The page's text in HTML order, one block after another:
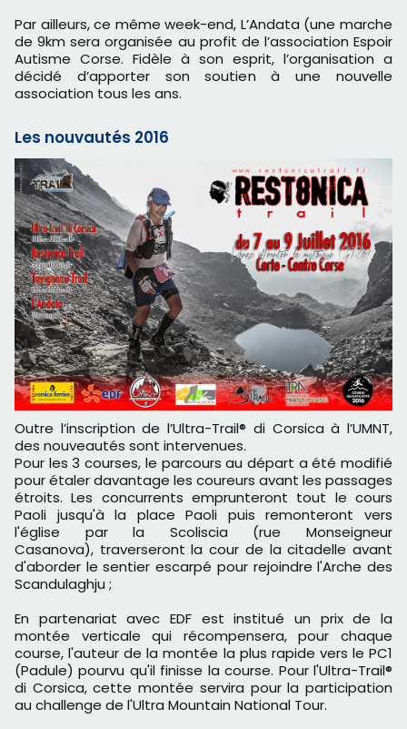
Par ailleurs, ce même week-end, L’Andata (une marche
de 9km sera organisée au profit de l’association Espoir
Autisme Corse. Fidèle à son esprit, l’organisation a
décidé d’apporter son soutien à une nouvelle
association tous les ans.
Les nouvautés 2016
Outre l’inscription de l’Ultra-Trail® di Corsica à l’UMNT,
des nouveautés sont intervenues.
Pour les 3 courses, le parcours au départ a été modifié
pour étaler davantage les coureurs avant les passages
étroits. Les concurrents emprunteront tout le cours
Paoli jusqu'à la place Paoli puis remonteront vers
l'église par la Scoliscia (rue Monseigneur
Casanova), traverseront la cour de la citadelle avant
d'aborder le sentier escarpé pour rejoindre l'Arche des
Scandulaghju ;
En partenariat avec EDF est institué un prix de la
montée verticale qui récompensera, pour chaque
course, l'auteur de la montée la plus rapide vers le PC1
(Padule) pourvu qu'il finisse la course. Pour l'Ultra-Trail®
di Corsica, cette montée servira pour la participation
au challenge de l'Ultra Mountain National Tour.